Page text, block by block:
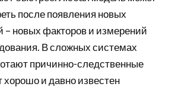
после появления новых
– новых факторов и измерений
В сложных системах
причинно-следственные
хорошо и давно известен